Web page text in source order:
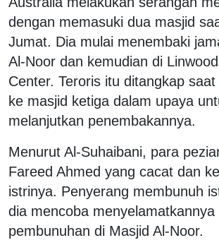
dengan memasuki dua masjid
Jumat. Dia mulai menembaki
Al-Noor dan kemudian di
Center. Teroris itu ditangkap
ke masjid ketiga dalam upaya
melanjutkan penembakannya.
Menurut Al-Suhaibani, para
Fareed Ahmed yang cacat dan
istrinya. Penyerang membunuh
dia mencoba menyelamatkannya
pembunuhan di Masjid Al-Noor.